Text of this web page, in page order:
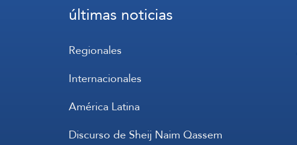
últimas noticias
Regionales
Internacionales
América Latina
Discurso de Sheij Naim Qassem